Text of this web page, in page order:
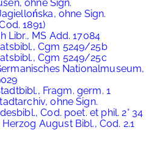
ohne Sign.
ohne Sign.
1891)
Libr., MS Add. 17084
Cgm 5249/25b
Cgm 5249/25c
Nationalmuseum,
Fragm. germ. 1
ohne Sign.
Cod. poet. et phil. 2° 34
August Bibl., Cod. 2.1